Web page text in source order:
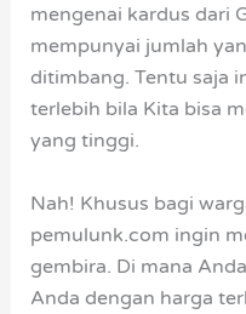
mengenai kardus dari
mempunyai jumlah
ditimbang. Tentu saja
terlebih bila Kita bisa
yang tinggi.
Nah! Khusus bagi
pemulunk.com ingin
gembira. Di mana
Anda dengan harga